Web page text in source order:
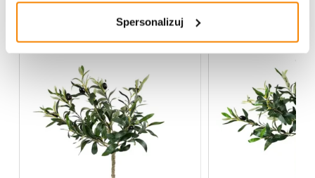
Spersonalizuj